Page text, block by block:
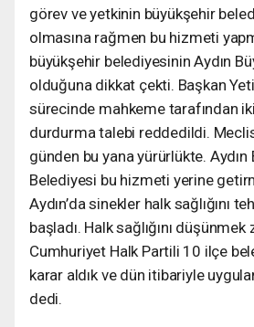
görev ve yetkinin büyükşehir
olmasına rağmen bu hizmeti
büyükşehir belediyesinin Aydın
olduğuna dikkat çekti. Başkan
sürecinde mahkeme tarafından
durdurma talebi reddedildi. Meclis
günden bu yana yürürlükte. Aydın
Belediyesi bu hizmeti yerine
Aydın’da sinekler halk sağlığını
başladı. Halk sağlığını düşünmek
Cumhuriyet Halk Partili 10 ilçe
karar aldık ve dün itibariyle
dedi.